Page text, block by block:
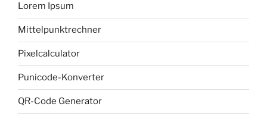
Lorem Ipsum
Mittelpunktrechner
Pixelcalculator
Punicode-Konverter
QR-Code Generator